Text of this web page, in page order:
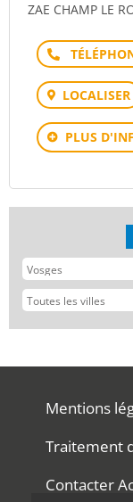
ZAE CHAMP LE
Téléphone
LOCALISER
PLUS
Mentions
Traitement
Contacter